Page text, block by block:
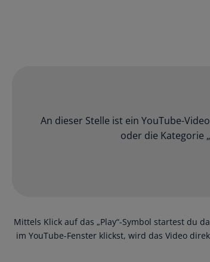
An dieser Stelle ist ein YouTube-
oder die Kategorie
Mittels Klick auf das „Play“-Symbol startest du
im YouTube-Fenster klickst, wird das Video